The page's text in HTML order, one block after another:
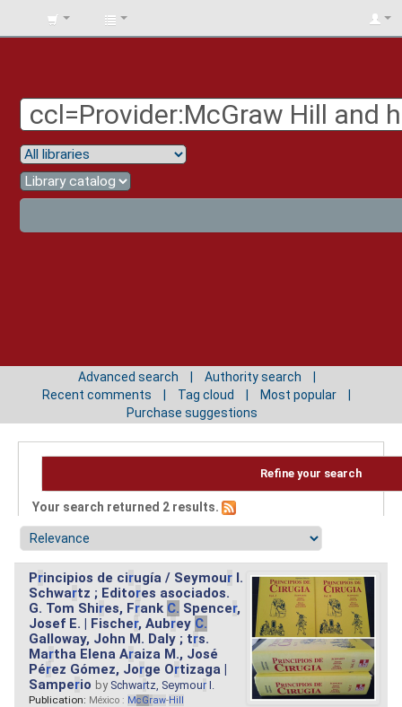
BIBLIOTECA
Advanced search
Authority search
Recent comments
Tag cloud
Most popular
Purchase suggestions
Refine your search
Your search returned 2 results.
Principios de cirugía / Seymour I.
Schwartz ; Editores asociados.
G. Tom Shires, Frank C. Spencer,
Josef E. | Fischer, Aubrey C.
Galloway, John M. Daly ; trs.
Martha Elena Araiza M., José
Pérez Gómez, Jorge Ortizaga |
Samperio by Schwartz, Seymour I.
Publication: México : McGraw-Hill